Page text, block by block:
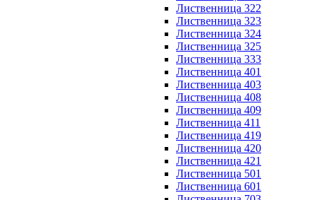
Лиственница 322
Лиственница 323
Лиственница 324
Лиственница 325
Лиственница 333
Лиственница 401
Лиственница 403
Лиственница 408
Лиственница 409
Лиственница 411
Лиственница 419
Лиственница 420
Лиственница 421
Лиственница 501
Лиственница 601